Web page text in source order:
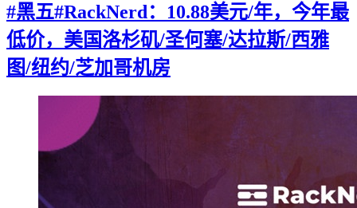
#黑五#RackNerd：10.88美元/年，今年最
低价，美国洛杉矶/圣何塞/达拉斯/西雅
图/纽约/芝加哥机房